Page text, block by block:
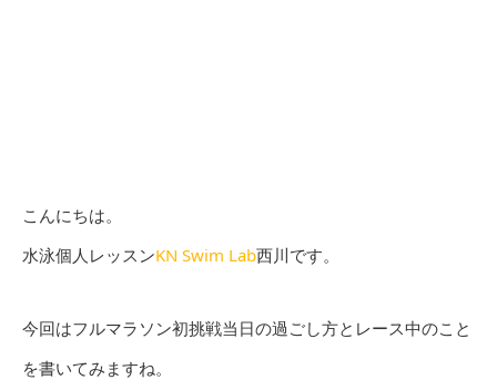
こんにちは。
水泳個人レッスンKN Swim Lab西川です。
今回はフルマラソン初挑戦当日の過ごし方とレース中のこと
を書いてみますね。